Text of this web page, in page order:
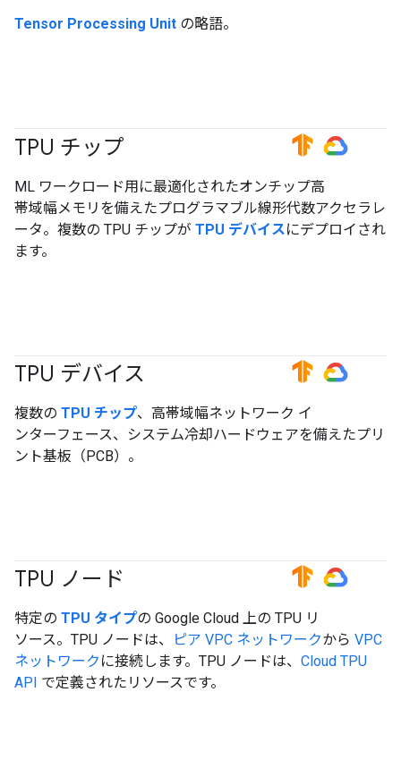
Tensor Processing Unit の略語。
TPU チップ #TensorFlow #GoogleCloud
ML ワークロード用に最適化されたオンチップ高
帯域幅メモリを備えたプログラマブル線形代数アクセラレ
ータ。複数の TPU チップが TPU デバイスにデプロイされ
ます。
TPU デバイス #TensorFlow #GoogleCloud
複数の TPU チップ、高帯域幅ネットワーク イ
ンターフェース、システム冷却ハードウェアを備えたプリ
ント基板（PCB）。
TPU ノード #TensorFlow #GoogleCloud
特定の TPU タイプの Google Cloud 上の TPU リ
ソース。TPU ノードは、
ピア VPC ネットワークから VPC
ネットワーク に接続します。TPU ノードは、 Cloud TPU
API で定義されたリソースです。